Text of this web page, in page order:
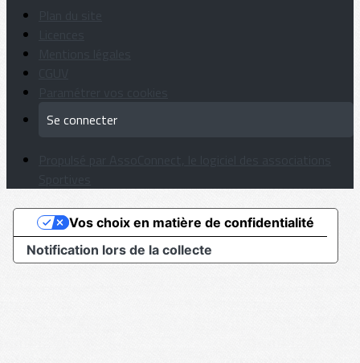
Se connecter
Notification lors de la collecte
Vos choix en matière de confidentialité